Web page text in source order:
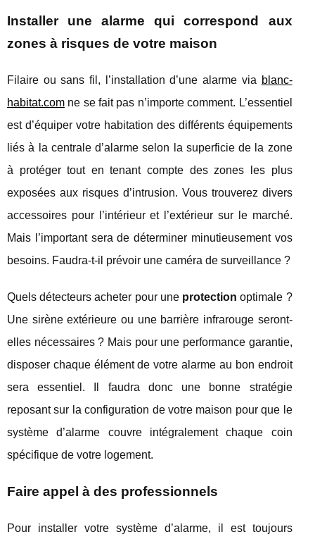
Installer une alarme qui correspond aux
zones à risques de votre maison
Filaire ou sans fil, l’installation d’une alarme via blanc-
habitat.com ne se fait pas n’importe comment. L’essentiel
est d’équiper votre habitation des différents équipements
liés à la centrale d’alarme selon la superficie de la zone
à protéger tout en tenant compte des zones les plus
exposées aux risques d’intrusion. Vous trouverez divers
accessoires pour l’intérieur et l’extérieur sur le marché.
Mais l’important sera de déterminer minutieusement vos
besoins. Faudra-t-il prévoir une caméra de surveillance ?
Quels détecteurs acheter pour une protection optimale ?
Une sirène extérieure ou une barrière infrarouge seront-
elles nécessaires ? Mais pour une performance garantie,
disposer chaque élément de votre alarme au bon endroit
sera essentiel. Il faudra donc une bonne stratégie
reposant sur la configuration de votre maison pour que le
système d’alarme couvre intégralement chaque coin
spécifique de votre logement.
Faire appel à des professionnels
Pour installer votre système d’alarme, il est toujours